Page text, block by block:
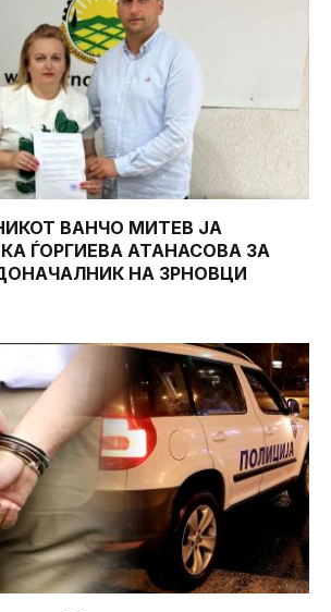
ВАНЧО МИТЕВ ЈА
ЃОРГИЕВА АТАНАСОВА ЗА
НА ЗРНОВЦИ